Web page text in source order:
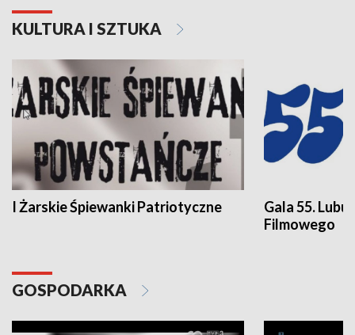
KULTURA I SZTUKA
I Żarskie Śpiewanki Patriotyczne
Gala 55.
Filmowego
GOSPODARKA